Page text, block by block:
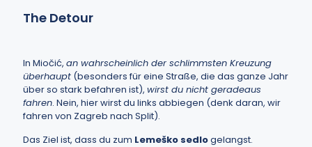
The Detour
In Miočić, an wahrscheinlich der schlimmsten Kreuzung
überhaupt (besonders für eine Straße, die das ganze Jahr
über so stark befahren ist), wirst du nicht geradeaus
fahren. Nein, hier wirst du links abbiegen (denk daran, wir
fahren von Zagreb nach Split).
Das Ziel ist, dass du zum Lemeško sedlogelangst.